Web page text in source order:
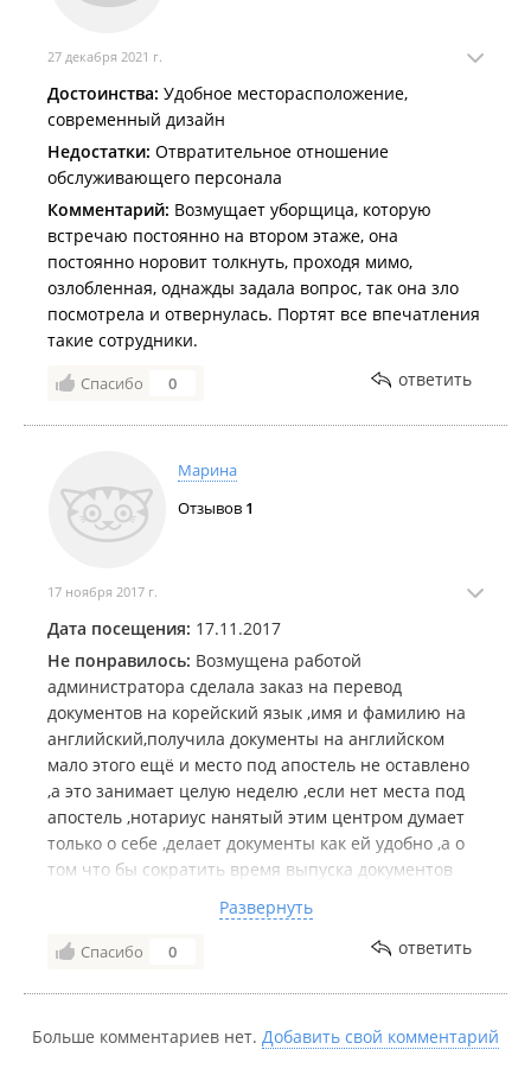
Консалтинговая компания "
Многопрофильная компания "
техническая диагностическая компания
Сертификационный центр "РТС-Логистик";
Бюро переводов "Восточный Альянс";
Учебный центр "Центр Профессиональной
Подготовки";
Автошкола "Профи центр";
Консультационный центр "Пятерочка";
Торговая компания "Атори ";
Торгово-производственная компания "
27 декабря 2021 г.
Достоинства: Удобное месторасположение,
современный дизайн
Недостатки: Отвратительное отношение
обслуживающего персонала
Комментарий: Возмущает уборщица, которую
встречаю постоянно на втором этаже, она
постоянно норовит толкнуть, проходя мимо,
озлобленная, однажды задала вопрос, так она зло
посмотрела и отвернулась. Портят все впечатления
такие сотрудники.
Спасибо 0 ответить
Марина
Отзывов 1
17 ноября 2017 г.
Дата посещения: 17.11.2017
Не понравилось: Возмущена работой
администратора сделала заказ на перевод
документов на корейский язык ,имя и фамилию на
английский,получила документы на английском
мало этого ещё и место под апостель не оставлено
,а это занимает целую неделю ,если нет места под
апостель ,нотариус нанятый этим центром думает
только о себе ,делает документы как ей удобно ,а о
том что бы сократить время выпуска документов
работой центра буду искать другую компанию по
переводам,неправильно принятый заказ отнял
Развернуть
Спасибо 0 ответить
Больше комментариев нет. Добавить свой комментарий